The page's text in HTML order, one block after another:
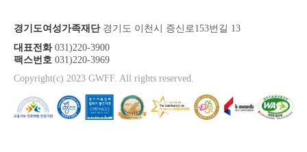
경기도여성가족재단경기도 이천시 증신로153번길 13
대표전화031)220-3900
팩스번호 031)220-3969
Copyright(c) 2023 GWFF. All rights reserved.